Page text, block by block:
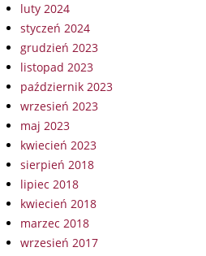
luty 2024
styczeń 2024
grudzień 2023
listopad 2023
październik 2023
wrzesień 2023
maj 2023
kwiecień 2023
sierpień 2018
lipiec 2018
kwiecień 2018
marzec 2018
wrzesień 2017